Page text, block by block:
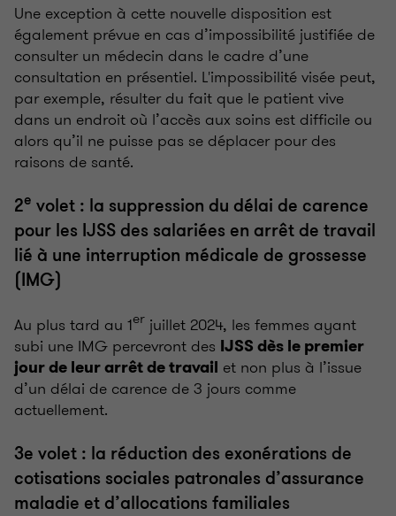
Une exception à cette nouvelle disposition est
également prévue en cas d’impossibilité justifiée de
consulter un médecin dans le cadre d’une
consultation en présentiel. L'impossibilité visée peut,
par exemple, résulter du fait que le patient vive
dans un endroit où l’accès aux soins est difficile ou
alors qu’il ne puisse pas se déplacer pour des
raisons de santé.
2e volet : la suppression du délai de carence
pour les IJSS des salariées en arrêt de travail
lié à une interruption médicale de grossesse
(IMG)
Au plus tard au 1er juillet 2024, les femmes ayant
subi une IMG percevront des IJSS dès le premier
jour de leur arrêt de travail et non plus à l’issue
d’un délai de carence de 3 jours comme
actuellement.
3e volet : la réduction des exonérations de
cotisations sociales patronales d’assurance
maladie et d’allocations familiales